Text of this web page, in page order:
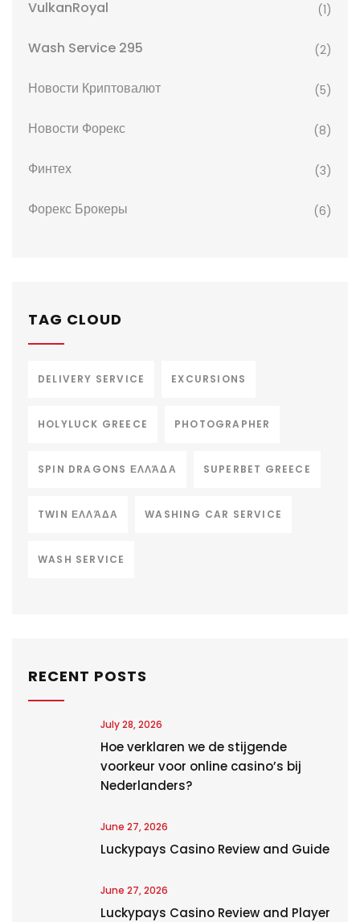
VulkanRoyal (1)
Wash Service 295 (2)
Новости Криптовалют (5)
Новости Форекс (8)
Финтех (3)
Форекс Брокеры (6)
TAG CLOUD
DELIVERY SERVICE EXCURSIONS
HOLYLUCK GREECE PHOTOGRAPHER
SPIN DRAGONS ΕΛΛΆΔΑ SUPERBET GREECE
TWIN ΕΛΛΆΔΑ WASHING CAR SERVICE
WASH SERVICE
RECENT POSTS
July 28, 2026
Hoe verklaren we de stijgende
voorkeur voor online casino’s bij
Nederlanders?
June 27, 2026
Luckypays Casino Review and Guide
June 27, 2026
Luckypays Casino Review and Player